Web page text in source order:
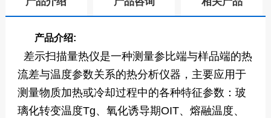
产品介绍:
差示扫描量热仪是一种测量参比端与样品端的热
流差与温度参数关系的热分析仪器，主要应用于
测量物质加热或冷却过程中的各种特征参数：玻
璃化转变温度Tg、氧化诱导期OIT、熔融温度、